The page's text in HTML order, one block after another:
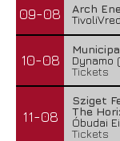
09-08
Arch
10-08
Dynamo
Tickets
11-08
Sziget
The
Óbudai
Tickets